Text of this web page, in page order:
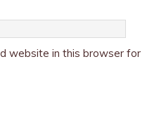
website in this browser for